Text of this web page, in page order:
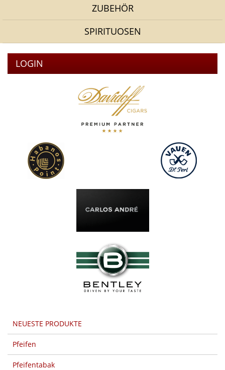
ZUBEHÖR
SPIRITUOSEN
LOGIN
NEUESTE PRODUKTE
Pfeifen
Pfeifentabak